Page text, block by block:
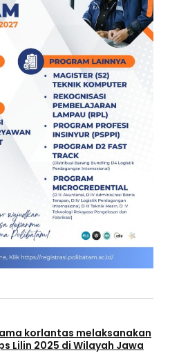
korlantas melaksanakan
Lilin 2025 di Wilayah Jawa